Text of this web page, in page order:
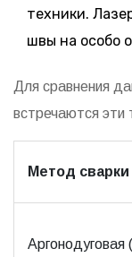
техники.
швы на особо
Для сравнения
встречаются эти
Метод сварки
Аргонодуговая